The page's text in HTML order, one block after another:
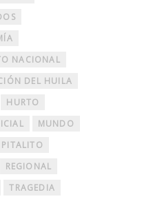
NACIONAL
DEL HUILA
HURTO
MUNDO
PITALITO
REGIONAL
TRAGEDIA